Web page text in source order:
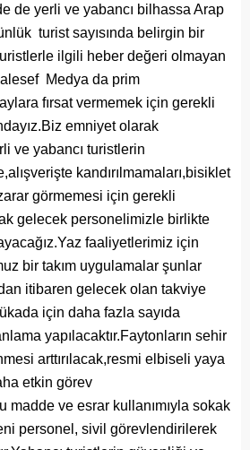
de yerli ve yabancı bilhassa Arap
turist sayısında belirgin bir
ilgili heber değeri olmayan
Medya da prim
fırsat vermemek için gerekli
emniyet olarak
ve yabancı turistlerin
kandırılmamaları,bisiklet
görmemesi için gerekli
gelecek personelimizle birlikte
faaliyetlerimiz için
bir takım uygulamalar şunlar
itibaren gelecek olan takviye
için daha fazla sayıda
yapılacaktır.Faytonların sehir
arttırılacak,resmi elbiseli yaya
etkin görev
madde ve esrar kullanımıyla sokak
personel, sivil görevlendirilerek